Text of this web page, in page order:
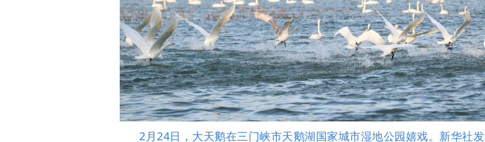
2月24日，大天鹅在三门峡市天鹅湖国家城市湿地公园嬉戏。新华社发